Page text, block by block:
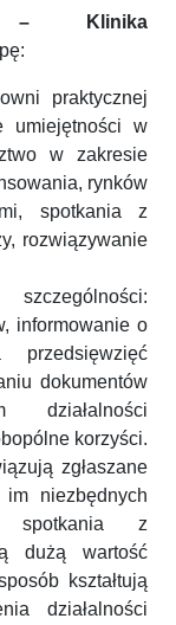
– Klinika
praktycznej
umiejętności w
w zakresie
rynków
spotkania z
rozwiązywanie
informowanie o
przedsięwzięć
dokumentów
działalności
korzyści.
zgłaszane
niezbędnych
spotkania z
dużą wartość
kształtują
działalności